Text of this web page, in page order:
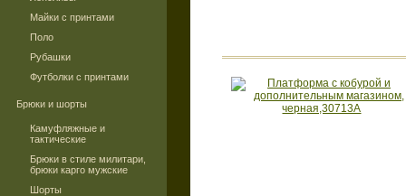
Майки с принтами
Поло
Рубашки
Футболки с принтами
Брюки и шорты
Камуфляжные и
тактические
Брюки в стиле милитари,
брюки карго мужские
Шорты